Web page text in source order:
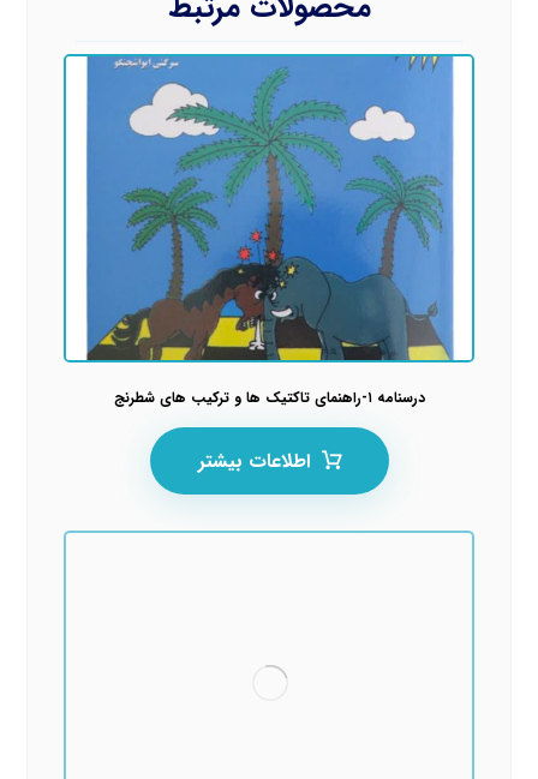
درسنامه ۱-راهنمای تاکتیک ها و ترکیب های شطرنج
اطلاعات بیشتر